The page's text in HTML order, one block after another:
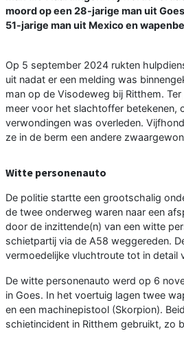
moord op een 28-jarige man uit
51-jarige man uit Mexico en
Op 5 september 2024 rukten
uit nadat er een melding was
man op de Visodeweg bij Ritthem.
meer voor het slachtoffer betekenen,
verwondingen was overleden.
ze in de berm een andere
Witte personenauto
De politie startte een grootschalig
de twee onderweg waren naar een
door de inzittende(n) van een witte
schietpartij via de A58 weggereden.
vermoedelijke vluchtroute tot in detail
De witte personenauto werd op 6
in Goes. In het voertuig lagen twee
en een machinepistool (Skorpion).
schietincident in Ritthem gebruikt, zo